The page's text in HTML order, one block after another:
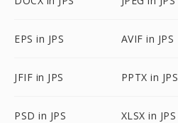
EPS in JPS AVIF in JPS
JFIF in JPS PPTX in JPS
PSD in JPS XLSX in JPS